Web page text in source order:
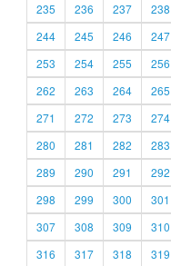
235
236 237 238
244
245 246 247
253
254 255 256
262
263 264 265
271
272 273 274
280
281 282 283
289
290 291 292
298
299 300 301
307
308 309 310
316
317 318 319